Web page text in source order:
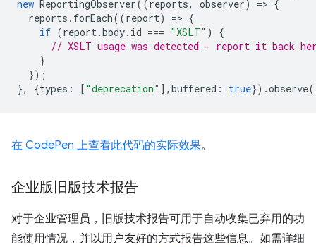
new ReportingObserver((reports, observer) => {
reports . forEach((report) => {
if (report.body. id === "XSLT" )
{
// XSLT usage was detected - report it back
}
});
},
{types : [ "deprecation" ], buffered : true}).observe
在 CodePen 上查看此代码的实际效果。
企业版旧版技术报告
对于企业管理员，旧版技术报告可用于自动收集已弃用的功
能使用情况，并以用户友好的方式报告这些信息。如需详细